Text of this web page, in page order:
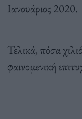
Ιανουάριος 2020.
Τελικά, πόσα
φαινομενική